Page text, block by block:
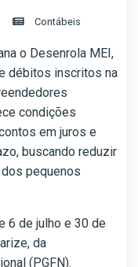
Contábeis
o Desenrola MEI,
débitos inscritos na
condições
em juros e
buscando reduzir
pequenos
6 de julho e 30 de
da
(PGFN).